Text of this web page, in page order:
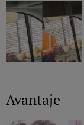
Avantaje